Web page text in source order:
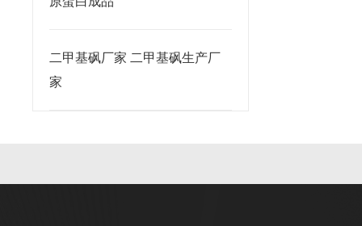
二甲基砜厂家 二甲基砜生产厂
家